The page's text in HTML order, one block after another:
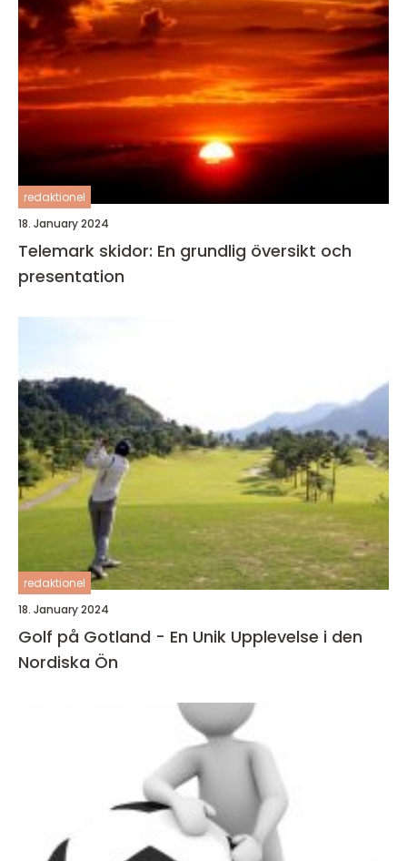
redaktionel
18. January 2024
Telemark skidor: En grundlig översikt och
presentation
redaktionel
18. January 2024
Golf på Gotland - En Unik Upplevelse i den
Nordiska Ön